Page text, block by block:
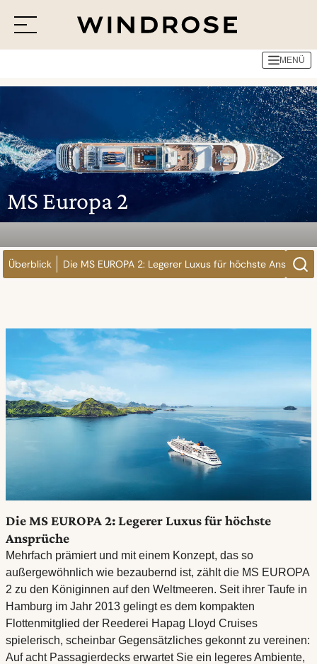
Reiseziele
Jetzt Anfrage senden
MENÜ
Reedereien Hapag-Lloyd Cruises MS Europa 2
MS Europa 2
Überblick Die MS EUROPA 2: Legerer Luxus für höchste
Die MS EUROPA 2: Legerer Luxus für höchste
Ansprüche
Mehrfach prämiert und mit einem Konzept, das so
außergewöhnlich wie bezaubernd ist, zählt die MS EUROPA
2 zu den Königinnen auf den Weltmeeren. Seit ihrer Taufe in
Hamburg im Jahr 2013 gelingt es dem kompakten
Flottenmitglied der Reederei Hapag Lloyd Cruises
spielerisch, scheinbar Gegensätzliches gekonnt zu vereinen:
Auf acht Passagierdecks erwartet Sie ein legeres Ambiente,